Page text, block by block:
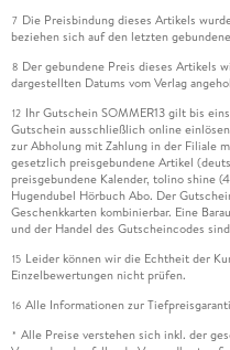
7 Die Preisbindung dieses Artikels
beziehen sich auf den letzten
8 Der gebundene Preis dieses Artikels
dargestellten Datums vom Verlag
12 Ihr Gutschein SOMMER13 gilt bis
Gutschein ausschließlich online
zur Abholung mit Zahlung in der Filiale
gesetzlich preisgebundene Artikel
preisgebundene Kalender, tolino shine
Hugendubel Hörbuch Abo. Der
Geschenkkarten kombinierbar. Eine
und der Handel des Gutscheincodes
15 Leider können wir die Echtheit der
Einzelbewertungen nicht prüfen.
16 Alle Informationen zur
* Alle Preise verstehen sich inkl. der